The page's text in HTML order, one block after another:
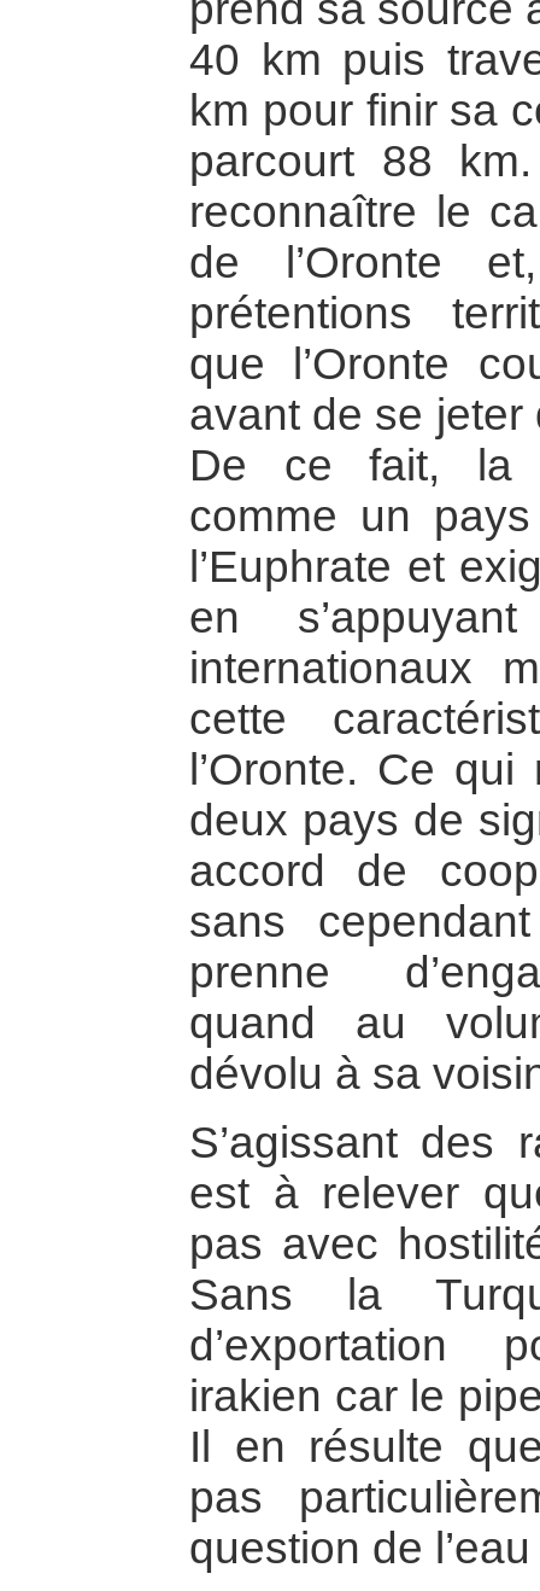
40 km puis
km pour finir sa
parcourt 88
reconnaître le
de l’Oronte
prétentions
que l’Oronte
avant de se jeter
De ce fait, la
comme un pays
l’Euphrate et
en
internationaux
cette
l’Oronte. Ce
deux pays de
accord de
sans
prenne
quand au
dévolu à sa
S’agissant des
est à relever
pas avec
Sans la
d’exportation
irakien car le
Il en résulte
pas
question de